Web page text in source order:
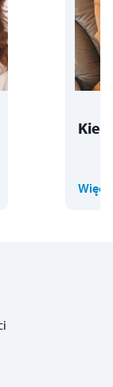
Więcej